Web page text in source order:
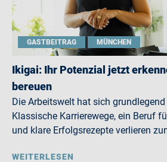
GASTBEITRAG MÜNCHEN
Ikigai: Ihr Potenzial jetzt
bereuen
Die Arbeitswelt hat sich grundlegend
Klassische Karrierewege, ein Beruf
und klare Erfolgsrezepte verlieren
WEITERLESEN